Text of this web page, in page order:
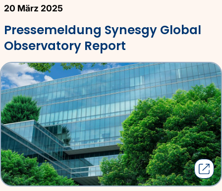
20 März 2025
Pressemeldung Synesgy Global
Observatory Report